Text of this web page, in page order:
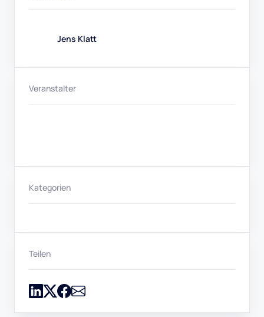
Jens Klatt
Veranstalter
Kategorien
Teilen